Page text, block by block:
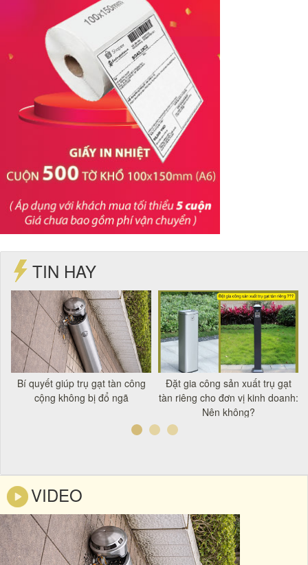
TIN HAY
Bí quyết giúp trụ gạt tàn công
cộng không bị đổ ngã
Đặt gia công sản xuất trụ gạt
tàn riêng cho đơn vị kinh doanh:
Nên không?
VIDEO